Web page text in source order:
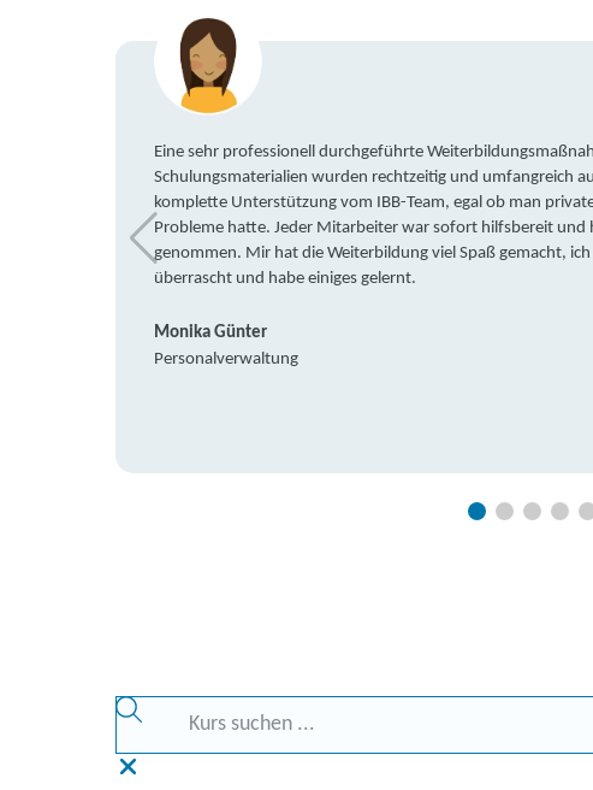
Eine sehr professionell durchgeführte
Schulungsmaterialien wurden rechtzeitig und umfangreich
komplette Unterstützung vom IBB-Team, egal ob man
Probleme hatte. Jeder Mitarbeiter war sofort hilfsbereit und
genommen. Mir hat die Weiterbildung viel Spaß gemacht,
überrascht und habe einiges gelernt.
Monika Günter
Personalverwaltung